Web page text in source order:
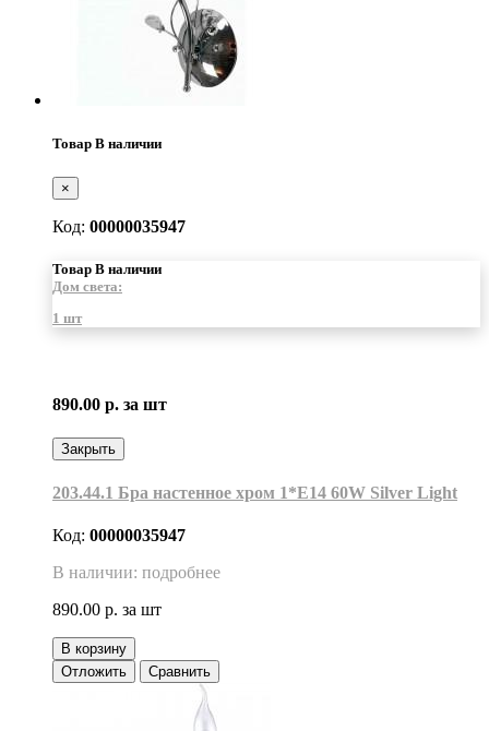
Товар В наличии
×
Код: 00000035947
Товар В наличии
Дом света:
1 шт
890.00 р. за шт
Закрыть
203.44.1 Бра настенное хром 1*Е14 60W Silver Light
Код: 00000035947
В наличии: подробнее
890.00 р. за шт
В корзину
Отложить
Сравнить